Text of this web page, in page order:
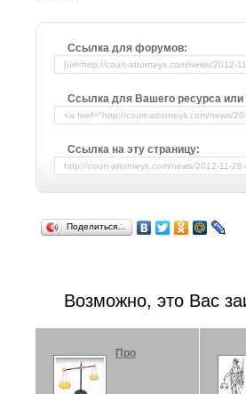
Ссылка для форумов:
Ссылка для Вашего ресурса
Ссылка на эту страницу:
Поделиться…
Возможно, это Вас
Про